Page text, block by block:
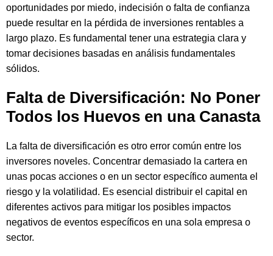
oportunidades por miedo, indecisión o falta de confianza
puede resultar en la pérdida de inversiones rentables a
largo plazo. Es fundamental tener una estrategia clara y
tomar decisiones basadas en análisis fundamentales
sólidos.
Falta de Diversificación: No Poner
Todos los Huevos en una Canasta
La falta de diversificación es otro error común entre los
inversores noveles. Concentrar demasiado la cartera en
unas pocas acciones o en un sector específico aumenta el
riesgo y la volatilidad. Es esencial distribuir el capital en
diferentes activos para mitigar los posibles impactos
negativos de eventos específicos en una sola empresa o
sector.